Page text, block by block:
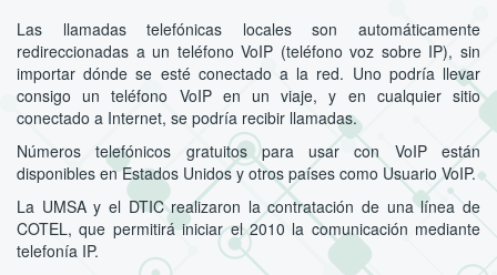
Las llamadas telefónicas locales son automáticamente
redireccionadas a un teléfono VoIP (teléfono voz sobre IP), sin
importar dónde se esté conectado a la red. Uno podría llevar
consigo un teléfono VoIP en un viaje, y en cualquier sitio
conectado a Internet, se podría recibir llamadas.
Números telefónicos gratuitos para usar con VoIP están
disponibles en Estados Unidos y otros países como Usuario VoIP.
La UMSA y el DTIC realizaron la contratación de una línea de
COTEL, que permitirá iniciar el 2010 la comunicación mediante
telefonía IP.